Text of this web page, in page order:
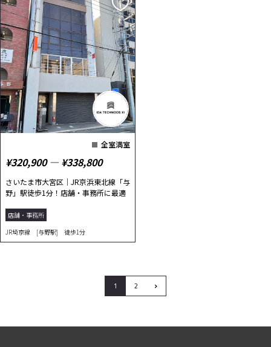
全室満室
¥320,900 ― ¥338,800
さいたま市大宮区｜JR京浜東北線「与
野」駅徒歩1分！店舗・事務所に最適
店舗・事務所
JR埼京線 [与野駅] 徒歩1分
1 2 ›